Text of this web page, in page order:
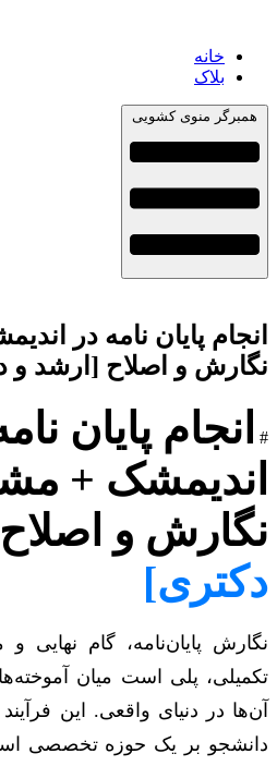
خانه
بلاک
همبرگر منوی کشویی
انجام پایان نامه در
نگارش و اصلاح [ارشد و
#
انجام پایان
اندیمشک +
نگارش و اصلاح
دکتری]
نگارش پایان‌نامه، گام نهایی
تکمیلی، پلی است میان
آن‌ها در دنیای واقعی. این
دانشجو بر یک حوزه تخصصی